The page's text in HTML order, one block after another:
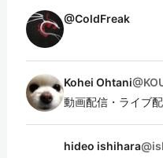
@ColdFreak
Kohei Ohtani@
動画配信・ライブ
hideo ishihara@